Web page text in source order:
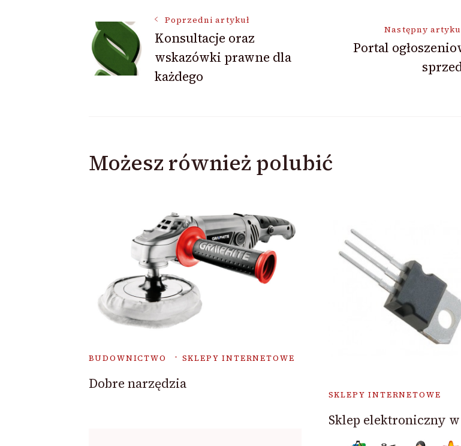
Nawigacja
wpisu
Poprzedni artykuł
Konsultacje oraz
wskazówki prawne dla
każdego
Następny
Portal
Możesz również polubić
BUDOWNICTWO SKLEPY INTERNETOWE
Dobre narzędzia
SKLEPY INTERNETOWE
Sklep elektroniczny